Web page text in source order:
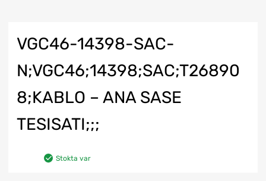
VGC46-14398-SAC-
N;VGC46;14398;SAC;T26890
8;KABLO – ANA SASE
TESISATI;;;
Stokta var